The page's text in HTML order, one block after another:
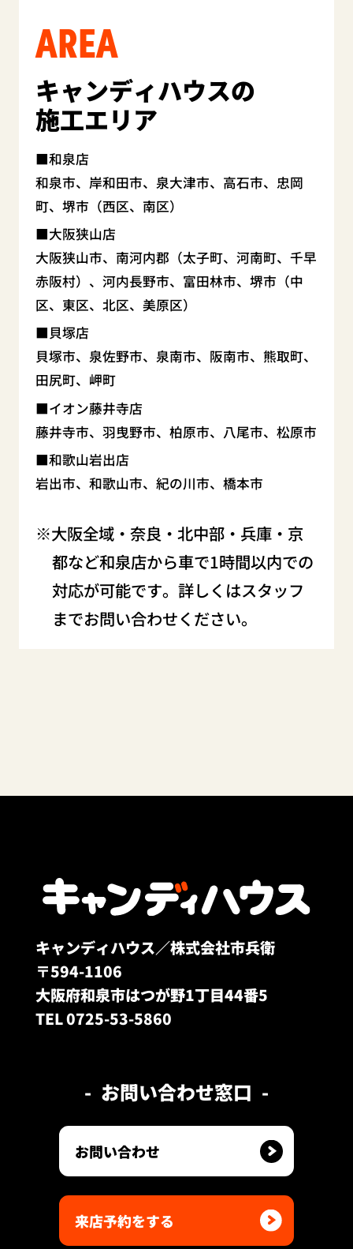
AREA
キャンディハウスの
施工エリア
和泉店
和泉市、岸和田市、泉大津市、高石市、忠岡
町、堺市（西区、南区）
大阪狭山店
大阪狭山市、南河内郡（太子町、河南町、千早
赤阪村）、河内長野市、富田林市、堺市（中
区、東区、北区、美原区）
貝塚店
貝塚市、泉佐野市、泉南市、阪南市、熊取町、
田尻町、岬町
イオン藤井寺店
藤井寺市、羽曳野市、柏原市、八尾市、松原市
和歌山岩出店
岩出市、和歌山市、紀の川市、橋本市
大阪全域・奈良・北中部・兵庫・京
都など和泉店から車で1時間以内での
対応が可能です。詳しくはスタッフ
までお問い合わせください。
キャンディハウス／株式会社市兵衛
〒594-1106
大阪府和泉市はつが野1丁目44番5
TEL 0725-53-5860
お問い合わせ窓口
お問い合わせ
来店予約をする